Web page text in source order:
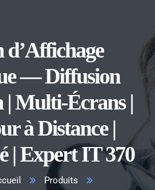
d’Affichage
— Diffusion
Multi-Écrans |
à Distance |
| Expert IT 370
Produits